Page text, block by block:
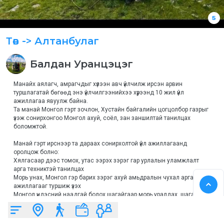
5
Төв -> Алтанбулаг
Балдан Уранцэцэг
Манайх аялагч, амрагчдыг хүлээн авч үйлчилж ирсэн арвин
туршлагатай бөгөөд энэ үйлчилгээнийхээ хүрээнд 10 жил үйл
ажиллагаа явуулж байна.
Та манай Монгол гэрт зочлон, Хустайн байгалийн цогцолбор газрыг
үзэж сонирхонгоо Монгол ахуй, соёл, зан заншилтай танилцах
боломжтой.
Манай гэрт ирснээр та дараах сонирхолтой үйл ажиллагаанд
оролцож болно:
Хялгасаар дээс томох, утас ээрэх зэрэг гар урлалын уламжлалт
арга техниктэй танилцах
Морь унах, Монгол гэр барих зэрэг ахуй амьдралын чухал арга
ажиллагааг туршиж үзэх
Монгол үндэсний наадгай болох шагайгаар морь уралдах, шагай
харвах зэргээр хөгжилтэй цагийг өнгөрүүлэх
Манайх зочин хүлээн авах зориулалттай, орчин үеийн ая тухыг бүрэн
хангасан 4 Монгол гэртэй. Таныг манай гэр бүлтэй хамт байгальд